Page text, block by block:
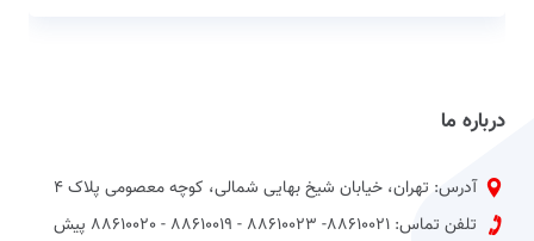
درباره ما
آدرس: تهران، خیابان شیخ بهایی شمالی، کوچه معصومی پلاک 4
تلفن تماس: 88610021- 88610023 - 88610019 - 88610020 پیش